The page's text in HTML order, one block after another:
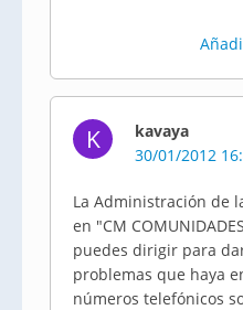
K
kavaya
30/01/2012
La Administración de
en "CM
puedes dirigir para
problemas que haya
números telefónicos